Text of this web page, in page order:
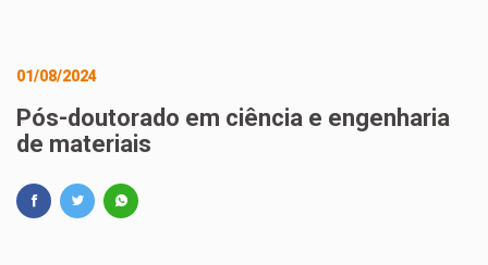
01/08/2024
Pós-doutorado em ciência e engenharia
de materiais